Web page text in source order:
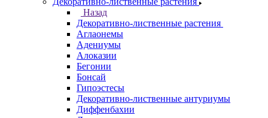
Назад
Декоративно-лиственные растения
Аглаонемы
Адениумы
Алоказии
Бегонии
Бонсай
Гипоэстесы
Декоративно-лиственные антуриумы
Диффенбахии